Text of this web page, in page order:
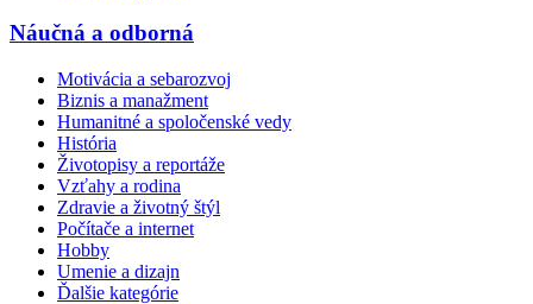
Náučná a odborná
Motivácia a sebarozvoj
Biznis a manažment
Humanitné a spoločenské vedy
História
Životopisy a reportáže
Vzťahy a rodina
Zdravie a životný štýl
Počítače a internet
Hobby
Umenie a dizajn
Ďalšie kategórie